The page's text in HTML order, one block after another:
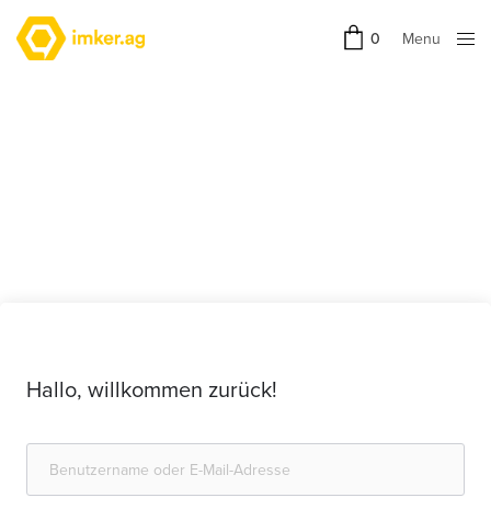
0
Menu
Hallo, willkommen zurück!